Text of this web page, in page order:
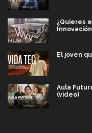
¿Quieres
El joven
Aula
(video)